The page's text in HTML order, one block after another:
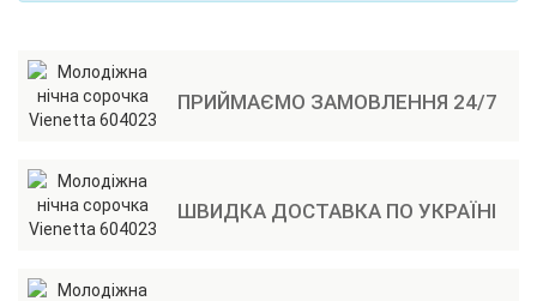
ПРИЙМАЄМО ЗАМОВЛЕННЯ 24/7
ШВИДКА ДОСТАВКА ПО УКРАЇНІ